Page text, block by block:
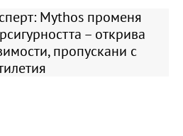
Mythos променя
– открива
пропускани с